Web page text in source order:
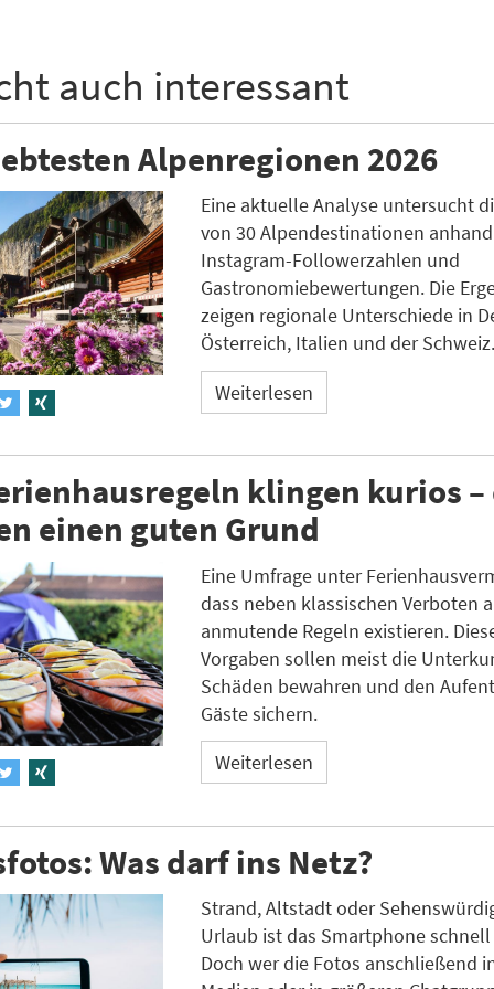
auch interessant
Alpenregionen 2026
Eine aktuelle Analyse untersucht
von 30 Alpendestinationen
Instagram-Followerzahlen und
Gastronomiebewertungen. Die
zeigen regionale Unterschiede in
Österreich, Italien und der
Weiterlesen
klingen kurios –
einen guten Grund
Eine Umfrage unter
dass neben klassischen Verboten
anmutende Regeln existieren.
Vorgaben sollen meist die
Schäden bewahren und den
Gäste sichern.
Weiterlesen
Was darf ins Netz?
Strand, Altstadt oder
Urlaub ist das Smartphone
Doch wer die Fotos anschließend